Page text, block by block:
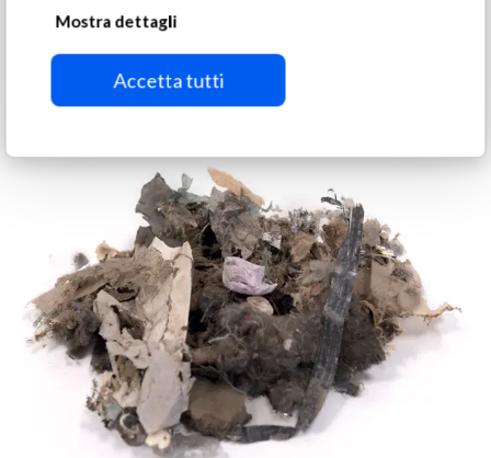
Mostra dettagli
Accetta tutti